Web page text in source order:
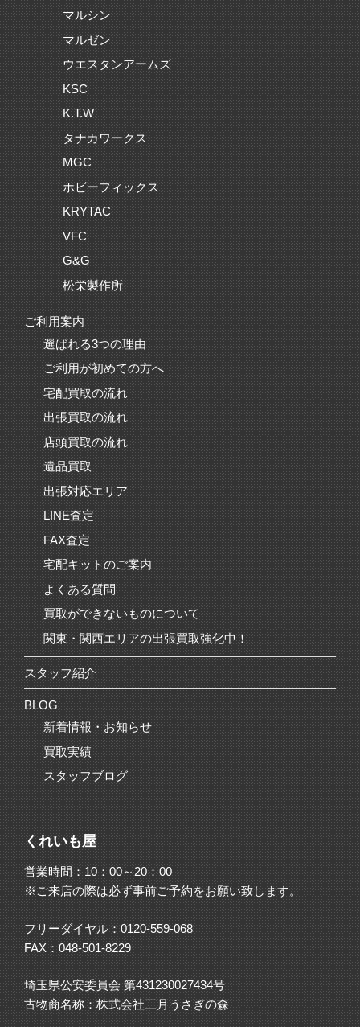
マルシン
マルゼン
ウエスタンアームズ
KSC
K.T.W
タナカワークス
MGC
ホビーフィックス
KRYTAC
VFC
G&G
松栄製作所
ご利用案内
選ばれる3つの理由
ご利用が初めての方へ
宅配買取の流れ
出張買取の流れ
店頭買取の流れ
遺品買取
出張対応エリア
LINE査定
FAX査定
宅配キットのご案内
よくある質問
買取ができないものについて
関東・関西エリアの出張買取強化中！
スタッフ紹介
BLOG
新着情報・お知らせ
買取実績
スタッフブログ
くれいも屋
営業時間：10：00～20：00
※ご来店の際は必ず事前ご予約をお願い致します。
フリーダイヤル：0120-559-068
FAX：048-501-8229
埼玉県公安委員会 第431230027434号
古物商名称：株式会社三月うさぎの森